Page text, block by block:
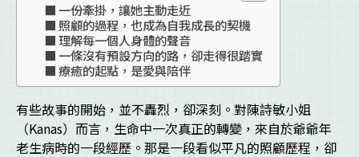
一份牽掛，讓她主動走近
照顧的過程，也成為自我成長的契機
理解每一個人身體的聲音
一條沒有預設方向的路，卻走得很踏實
療癒的起點，是愛與陪伴
有些故事的開始，並不轟烈，卻深刻。對陳詩敏小姐
（Kanas）而言，生命中一次真正的轉變，來自於爺爺年
老生病時的一段經歷。那是一段看似平凡的照顧歷程，卻